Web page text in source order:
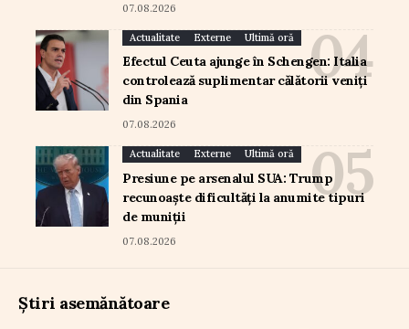
07.08.2026
Actualitate Externe Ultimă oră
Efectul Ceuta ajunge în Schengen: Italia
controlează suplimentar călătorii veniți
din Spania
07.08.2026
Actualitate Externe Ultimă oră
Presiune pe arsenalul SUA: Trump
recunoaște dificultăți la anumite tipuri
de muniții
07.08.2026
Știri asemănătoare